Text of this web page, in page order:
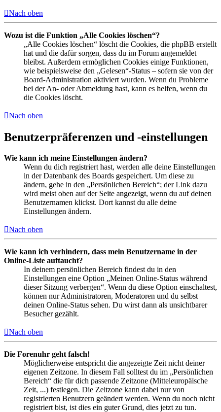
Nach oben
Wozu ist die Funktion „Alle Cookies löschen“?
„Alle Cookies löschen“ löscht die Cookies, die phpBB erstellt
hat und die dafür sorgen, dass du im Forum angemeldet
bleibst. Außerdem ermöglichen Cookies einige Funktionen,
wie beispielsweise den „Gelesen“-Status – sofern sie von der
Board-Administration aktiviert wurden. Wenn du Probleme
bei der An- oder Abmeldung hast, kann es helfen, wenn du
die Cookies löscht.
Nach oben
Benutzerpräferenzen und -einstellungen
Wie kann ich meine Einstellungen ändern?
Wenn du dich registriert hast, werden alle deine Einstellungen
in der Datenbank des Boards gespeichert. Um diese zu
ändern, gehe in den „Persönlichen Bereich“; der Link dazu
wird meist oben auf der Seite angezeigt, wenn du auf deinen
Benutzernamen klickst. Dort kannst du alle deine
Einstellungen ändern.
Nach oben
Wie kann ich verhindern, dass mein Benutzername in der
Online-Liste auftaucht?
In deinem persönlichen Bereich findest du in den
Einstellungen eine Option „Meinen Online-Status während
dieser Sitzung verbergen“. Wenn du diese Option einschaltest,
können nur Administratoren, Moderatoren und du selbst
deinen Online-Status sehen. Du wirst dann als unsichtbarer
Besucher gezählt.
Nach oben
Die Forenuhr geht falsch!
Möglicherweise entspricht die angezeigte Zeit nicht deiner
eigenen Zeitzone. In diesem Fall solltest du im „Persönlichen
Bereich“ die für dich passende Zeitzone (Mitteleuropäische
Zeit, ...) festlegen. Die Zeitzone kann dabei nur von
registrierten Benutzern geändert werden. Wenn du noch nicht
registriert bist, ist dies ein guter Grund, dies jetzt zu tun.